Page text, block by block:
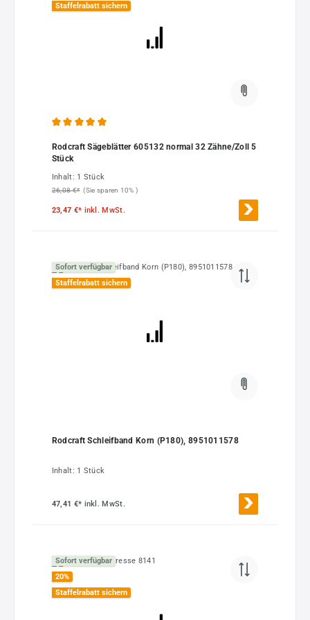
Staffelrabatt sichern
Rodcraft Sägeblätter 605132 normal 32 Zähne/Zoll 5
Stück
Inhalt: 1 Stück
26,08 €* (Sie sparen 10% )
23,47 €* inkl. MwSt.
Sofort verfügbar
Staffelrabatt sichern
Rodcraft Schleifband Korn (P180), 8951011578
Inhalt: 1 Stück
47,41 €* inkl. MwSt.
Sofort verfügbar
20%
Staffelrabatt sichern